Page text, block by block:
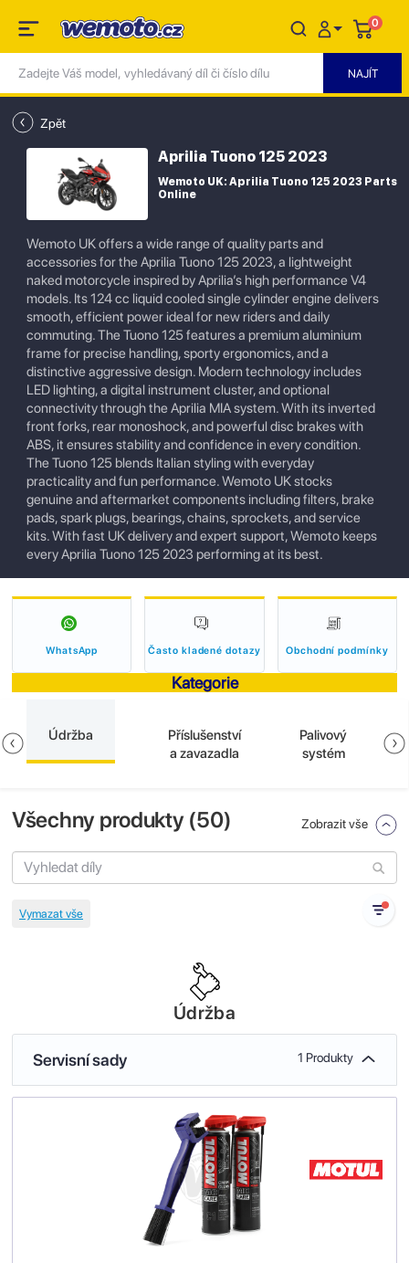
0
Zpět
Aprilia Tuono 125 2023
Wemoto UK: Aprilia Tuono 125 2023 Parts
Online
Wemoto UK offers a wide range of quality parts and
accessories for the Aprilia Tuono 125 2023, a lightweight
naked motorcycle inspired by Aprilia’s high performance V4
models. Its 124 cc liquid cooled single cylinder engine delivers
smooth, efficient power ideal for new riders and daily
commuting. The Tuono 125 features a premium aluminium
frame for precise handling, sporty ergonomics, and a
distinctive aggressive design. Modern technology includes
LED lighting, a digital instrument cluster, and optional
connectivity through the Aprilia MIA system. With its inverted
front forks, rear monoshock, and powerful disc brakes with
ABS, it ensures stability and confidence in every condition.
The Tuono 125 blends Italian styling with everyday
practicality and fun performance. Wemoto UK stocks
genuine and aftermarket components including filters, brake
pads, spark plugs, bearings, chains, sprockets, and service
kits. With fast UK delivery and expert support, Wemoto keeps
every Aprilia Tuono 125 2023 performing at its best.
WhatsApp Často kladené dotazy Obchodní podmínky
Kategorie
Údržba
Příslušenství
a zavazadla
Palivový
systém
Všechny produkty (50) Zobrazit vše
Údržba
Servisní sady 1 Produkty